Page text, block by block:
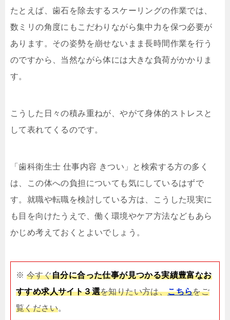
たとえば、歯石を除去するスケーリングの作業では、
数ミリの角度にもこだわりながら集中力を保つ必要が
あります。その姿勢を崩せないまま長時間作業を行う
のですから、当然ながら体には大きな負荷がかかりま
す。
こうした日々の積み重ねが、やがて身体的ストレスと
して表れてくるのです。
「歯科衛生士 仕事内容 きつい」と検索する方の多く
は、この体への負担についても気にしているはずで
す。就職や転職を検討している方は、こうした現実に
も目を向けたうえで、働く環境やケア方法などもあら
かじめ考えておくとよいでしょう。
※ 今すぐ自分に合った仕事が見つかる実績豊富なお
すすめ求人サイト３選を知りたい方は、こちらをご
覧ください。